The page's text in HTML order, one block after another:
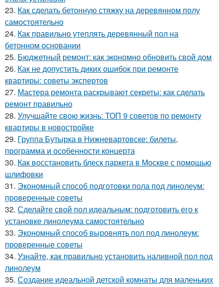
23. Как сделать бетонную стяжку на деревянном полу
самостоятельно
24. Как правильно утеплять деревянный пол на
бетонном основании
25. Бюджетный ремонт: как экономно обновить свой дом
26. Как не допустить диких ошибок при ремонте
квартиры: советы экспертов
27. Мастера ремонта раскрывают секреты: как сделать
ремонт правильно
28. Улучшайте свою жизнь: ТОП 9 советов по ремонту
квартиры в новостройке
29. Группа Бутырка в Нижневартовске: билеты,
программа и особенности концерта
30. Как восстановить блеск паркета в Москве с помощью
шлифовки
31. Экономный способ подготовки пола под линолеум:
проверенные советы
32. Сделайте свой пол идеальным: подготовить его к
установке линолеума самостоятельно
33. Экономный способ выровнять пол под линолеум:
проверенные советы
34. Узнайте, как правильно установить наливной пол под
линолеум
35. Создание идеальной детской комнаты для маленьких